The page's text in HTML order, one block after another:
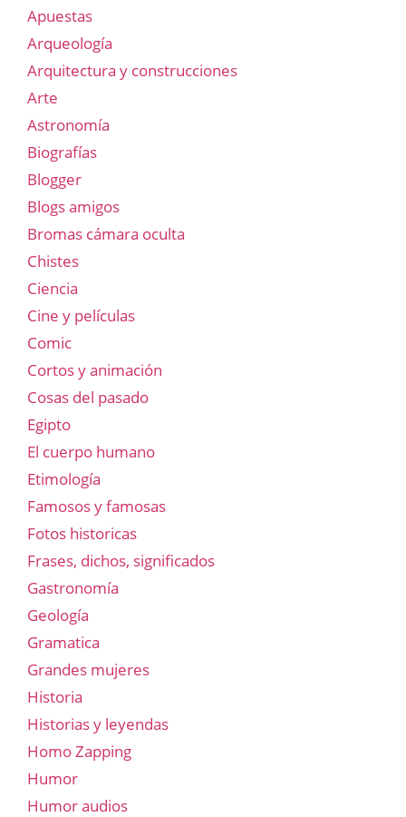
Apuestas
Arqueología
Arquitectura y construcciones
Arte
Astronomía
Biografías
Blogger
Blogs amigos
Bromas cámara oculta
Chistes
Ciencia
Cine y películas
Comic
Cortos y animación
Cosas del pasado
Egipto
El cuerpo humano
Etimología
Famosos y famosas
Fotos historicas
Frases, dichos, significados
Gastronomía
Geología
Gramatica
Grandes mujeres
Historia
Historias y leyendas
Homo Zapping
Humor
Humor audios